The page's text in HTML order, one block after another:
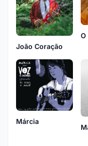
João Coração
O
Márcia